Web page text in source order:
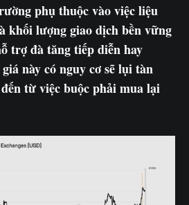
phụ thuộc vào việc liệu
khối lượng giao dịch bền vững
trợ đà tăng tiếp diễn hay
này có nguy cơ sẽ lụi tàn
từ việc buộc phải mua lại